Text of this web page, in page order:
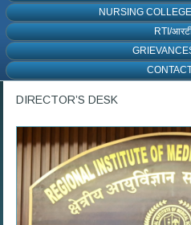
NURSING COLLEGE/
RTI/
DIRECTOR’S DESK